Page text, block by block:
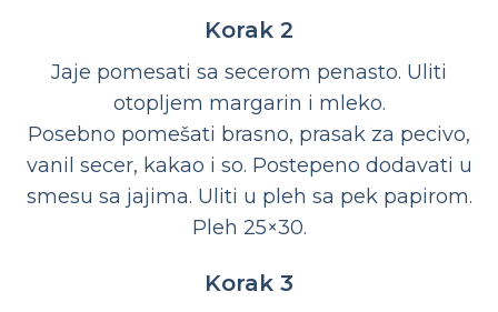
Korak 2
Jaje pomesati sa secerom penasto. Uliti
otopljem margarin i mleko.
Posebno pomešati brasno, prasak za pecivo,
vanil secer, kakao i so. Postepeno dodavati u
smesu sa jajima. Uliti u pleh sa pek papirom.
Pleh 25×30.
Korak 3